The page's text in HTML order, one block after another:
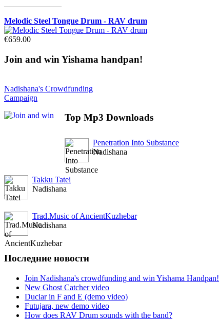
Melodic Steel Tongue Drum - RAV drum
€659.00
Join and win Yishama handpan!
Nadishana's Crowdfunding
Campaign
Top Mp3 Downloads
Penetration Into Substance
Nadishana
Takku Tatei
Nadishana
Trad.Music of AncientKuzhebar
Nadishana
Последние новости
Join Nadishana's crowdfunding and win Yishama Handpan!
New Ghost Catcher video
Duclar in F and E (demo video)
Futujara, new demo video
How does RAV Drum sounds with the band?